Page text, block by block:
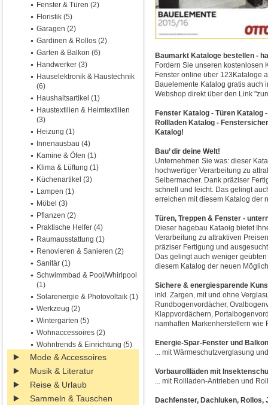
Fenster & Türen (2)
Floristik (5)
Garagen (2)
Gardinen & Rollos (2)
Garten & Balkon (6)
Handwerker (3)
Hauselektronik & Haustechnik
(6)
Haushaltsartikel (1)
Haustextilien & Heimtextilien
(3)
Heizung (1)
Innenausbau (4)
Kamine & Öfen (1)
Klima & Lüftung (1)
Küchenartikel (3)
Lampen (1)
Möbel (3)
Pflanzen (2)
Praktische Helfer (4)
Raumausstattung (1)
Renovieren & Sanieren (2)
Sanitär (1)
Schwimmbad & Pool/Whirlpool
(1)
Solarenergie & Photovoltaik (1)
Werkzeug (2)
Wintergarten (5)
Wohnaccessoires (2)
Wohntrends & Einrichtung (5)
Mode & Accessoires
Musik & Literatur
Reise & Urlaub
Sammeln & Tauschen
Baumarkt Kataloge bestellen -
Fordern Sie unseren kostenlosen
Fenster online über 123Kataloge
Bauelemente Katalog gratis auch
Webshop direkt über den Link
Fenster Katalog - Türen Katalog
Rollladen Katalog -
Katalog!
Bau’ dir deine Welt!
Unternehmen Sie was: dieser
hochwertiger Verarbeitung zu
Seibermacher. Dank präziser
schnell und leicht. Das gelingt
erreichen mit diesem Katalog der
Türen, Treppen & Fenster -
Dieser hagebau Kataoig bietet
Verarbeitung zu attraktiven
präziser Fertigung und
Das gelingt auch weniger
diesem Katalog der neuen
Sichere & energiesparende
inkl. Zargen, mit und ohne
Rundbogenvordächer,
Klappvordächern,
namhaften Markenherstellern wie
Energie-Spar-Fenster und
... mit Wärmeschutzverglasung
Vorbaurollläden mit
... mit Rollladen-Antrieben und
Dachfenster, Dachluken,